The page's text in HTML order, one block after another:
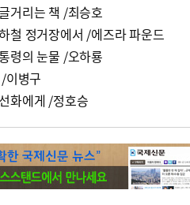
거리는 책 /최승호
철 정거장에서 /에즈라 파운드
령의 눈물 /오하룡
이병구
화에게 /정호승